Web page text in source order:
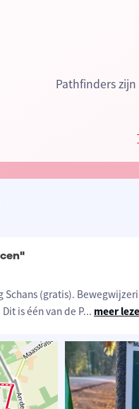
Pathfinders
Schans (gratis).
is één van de P... meer